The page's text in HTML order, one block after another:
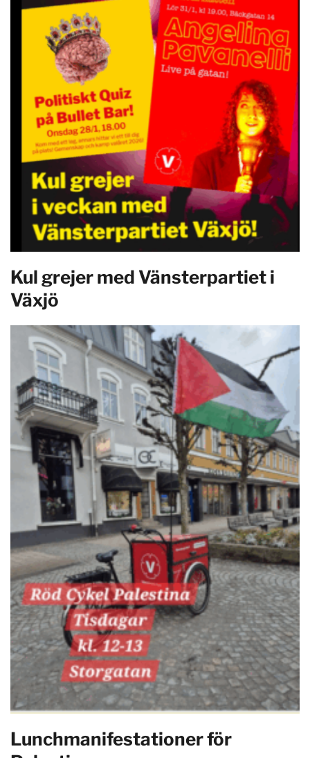
Kul grejer med Vänsterpartiet i
Växjö
Lunchmanifestationer för